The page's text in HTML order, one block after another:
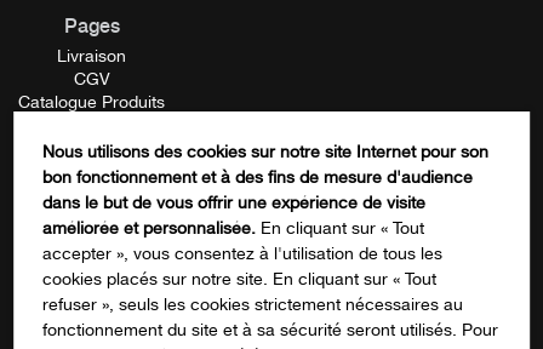
Comments
Ce champ n’est utilisé qu’à des fins de
validation et devrait rester inchangé.
Pages
Livraison
CGV
Catalogue Produits
Contactez-nous
FORMATION
Nous utilisons des cookies sur notre site Internet pour son
bon fonctionnement et à des fins de mesure d'audience
dans le but de vous offrir une expérience de visite
améliorée et personnalisée. En cliquant sur « Tout
accepter », vous consentez à l'utilisation de tous les
cookies placés sur notre site. En cliquant sur « Tout
refuser », seuls les cookies strictement nécessaires au
fonctionnement du site et à sa sécurité seront utilisés. Pour